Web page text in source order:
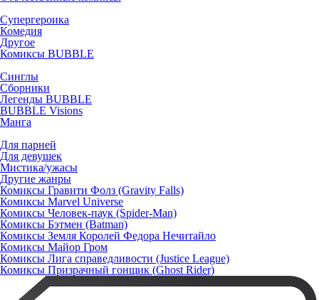
Супергероика
Комедия
Другое
Комиксы BUBBLE
Синглы
Сборники
Легенды BUBBLE
BUBBLE Visions
Манга
Для парней
Для девушек
Мистика/ужасы
Другие жанры
Комиксы Гравити Фолз (Gravity Falls)
Комиксы Marvel Universe
Комиксы Человек-паук (Spider-Man)
Комиксы Бэтмен (Batman)
Комиксы Земля Королей Федора Нечитайло
Комиксы Майор Гром
Комиксы Лига справедливости (Justice League)
Комиксы Призрачный гонщик (Ghost Rider)